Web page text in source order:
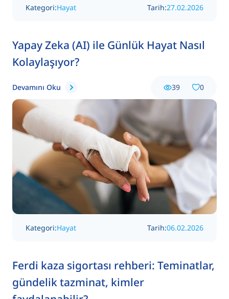
Kategori:Hayat Tarih:27.02.2026
Yapay Zeka (AI) ile Günlük Hayat Nasıl
Kolaylaşıyor?
Devamını Oku 39 0
Kategori:Hayat Tarih:06.02.2026
Ferdi kaza sigortası rehberi: Teminatlar,
gündelik tazminat, kimler